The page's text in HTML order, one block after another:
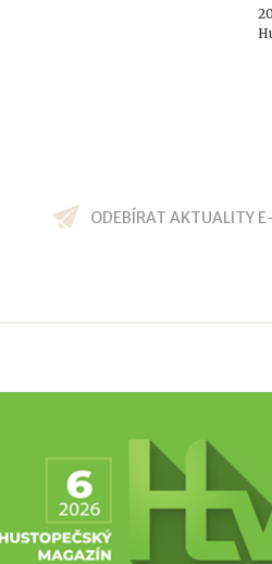
ODEBÍRAT AKTUALITY